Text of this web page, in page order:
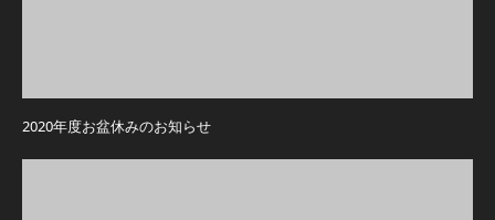
2020年度お盆休みのお知らせ